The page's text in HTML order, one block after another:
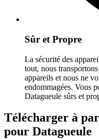
Sûr et Propre
La sécurité des
tout, nous
appareils et nous ne
endommagées. Vous
Datagueule sûrs et
Télécharger à
pour Datagueule